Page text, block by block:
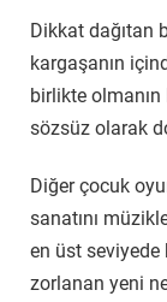
Dikkat dağıtan
kargaşanın
birlikte
sözsüz olarak
Diğer çocuk
sanatını
en üst
zorlanan yeni